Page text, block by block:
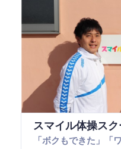
スマイル体操ス
「ボクもできた」「